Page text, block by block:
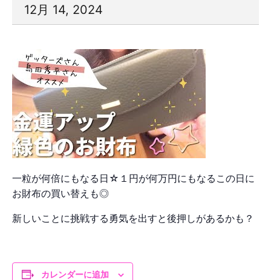
12月 14, 2024
一粒が何倍にもなる日☆１円が何万円にもなるこの日に
お財布の買い替えも◎
新しいことに挑戦する勇気を出すと後押しがあるかも？
カレンダーに追加